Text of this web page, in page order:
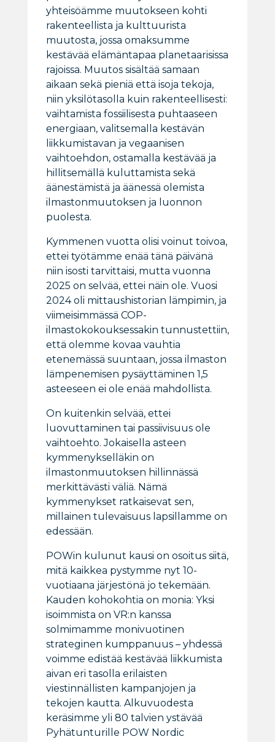
yhteisöämme muutokseen kohti
rakenteellista ja kulttuurista
muutosta, jossa omaksumme
kestävää elämäntapaa planetaarisissa
rajoissa. Muutos sisältää samaan
aikaan sekä pieniä että isoja tekoja,
niin yksilötasolla kuin rakenteellisesti:
vaihtamista fossiilisesta puhtaaseen
energiaan, valitsemalla kestävän
liikkumistavan ja vegaanisen
vaihtoehdon, ostamalla kestävää ja
hillitsemällä kuluttamista sekä
äänestämistä ja äänessä olemista
ilmastonmuutoksen ja luonnon
puolesta.
Kymmenen vuotta olisi voinut toivoa,
ettei työtämme enää tänä päivänä
niin isosti tarvittaisi, mutta vuonna
2025 on selvää, ettei näin ole. Vuosi
2024 oli mittaushistorian lämpimin, ja
viimeisimmässä COP-
ilmastokokouksessakin tunnustettiin,
että olemme kovaa vauhtia
etenemässä suuntaan, jossa ilmaston
lämpenemisen pysäyttäminen 1,5
asteeseen ei ole enää mahdollista.
On kuitenkin selvää, ettei
luovuttaminen tai passiivisuus ole
vaihtoehto. Jokaisella asteen
kymmenykselläkin on
ilmastonmuutoksen hillinnässä
merkittävästi väliä. Nämä
kymmenykset ratkaisevat sen,
millainen tulevaisuus lapsillamme on
edessään.
POWin kulunut kausi on osoitus siitä,
mitä kaikkea pystymme nyt 10-
vuotiaana järjestönä jo tekemään.
Kauden kohokohtia on monia: Yksi
isoimmista on VR:n kanssa
solmimamme monivuotinen
strateginen kumppanuus – yhdessä
voimme edistää kestävää liikkumista
aivan eri tasolla erilaisten
viestinnällisten kampanjojen ja
tekojen kautta. Alkuvuodesta
keräsimme yli 80 talvien ystävää
Pyhätunturille POW Nordic